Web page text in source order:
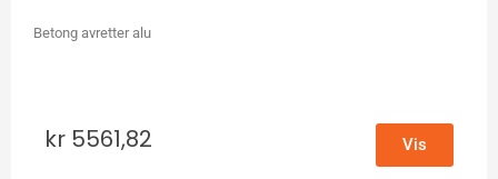
Betong avretter alu
kr 5561,82 Vis